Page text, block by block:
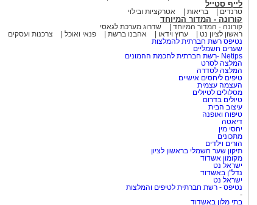
לייף סטייל
טרנדים בריאות אטרקציות ובילוי
קורונה - המדור המיוחד
קורונה - המדור המיוחד
שדרוג מערכת לגאסי
ראשון לציון נט
ערוץ וידאו אהבנו ברשת פנאי ואוכל
צרכנות ועסקים
נטיפס רשת חברתית להמלצות
שערים חשמליים
Netips -רשת חברתית לחכמת ההמונים
המלצה לסרט
המלצה לסדרה
טיפים ליחסים אישיים
העצמה עצמית
מסלולים לטיולים
טיולים בדרום
עיצוב הבית
טיפוח ואופנה
דיאטה
יחסי מין
מתכונים
הורים וילדים
תיקון שער חשמלי בראשון לציון
מקומון אשדוד
ישראל נט
נדל"ן באשדוד
ישראל נט
נטיפס - רשת חברתית לטיפים והמלצות
-
בתי מלון באשדוד